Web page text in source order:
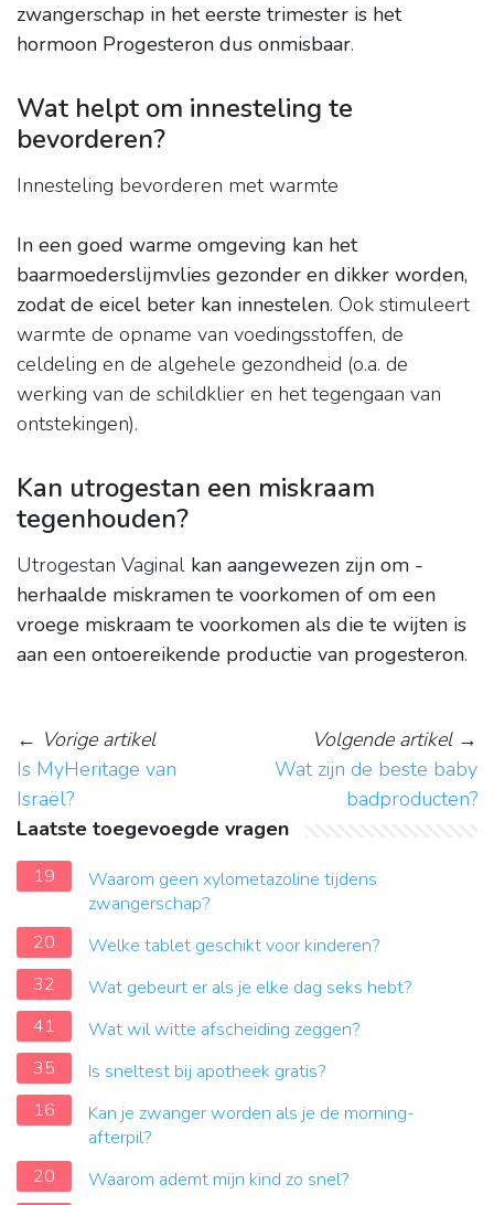
zwangerschap in het eerste trimester is het
hormoon Progesteron dus onmisbaar.
Wat helpt om innesteling te
bevorderen?
Innesteling bevorderen met warmte
In een goed warme omgeving kan het
baarmoederslijmvlies gezonder en dikker worden,
zodat de eicel beter kan innestelen. Ook stimuleert
warmte de opname van voedingsstoffen, de
celdeling en de algehele gezondheid (o.a. de
werking van de schildklier en het tegengaan van
ontstekingen).
Kan utrogestan een miskraam
tegenhouden?
Utrogestan Vaginal kan aangewezen zijn om -
herhaalde miskramen te voorkomen of om een
vroege miskraam te voorkomen als die te wijten is
aan een ontoereikende productie van progesteron.
← Vorige artikel
Is MyHeritage van
Israël?
Volgende artikel→
Wat zijn de beste baby
badproducten?
Laatste toegevoegde vragen
19
Waarom geen xylometazoline tijdens
zwangerschap?
20
Welke tablet geschikt voor kinderen?
32
Wat gebeurt er als je elke dag seks hebt?
41
Wat wil witte afscheiding zeggen?
35
Is sneltest bij apotheek gratis?
16
Kan je zwanger worden als je de morning-
afterpil?
20
Waarom ademt mijn kind zo snel?